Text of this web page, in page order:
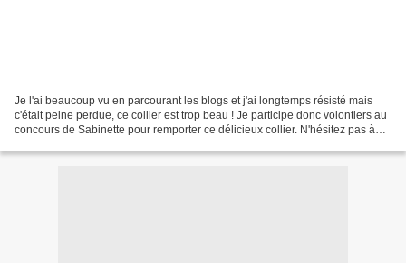
Je l'ai beaucoup vu en parcourant les blogs et j'ai longtemps résisté mais
c'était peine perdue, ce collier est trop beau ! Je participe donc volontiers au
concours de Sabinette pour remporter ce délicieux collier. N'hésitez pas à